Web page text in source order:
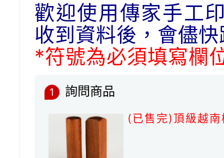
歡迎使用傳家手工
收到資料後，會儘
*符號為必須填寫欄
1 詢問商品
(已售完)頂級越